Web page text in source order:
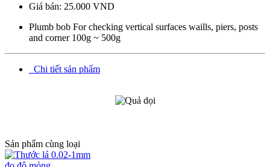
Giá bán: 25.000 VND
Plumb bob For checking vertical surfaces waills, piers, posts
and corner 100g ~ 500g
Chi tiết sản phẩm
Sản phẩm cùng loại